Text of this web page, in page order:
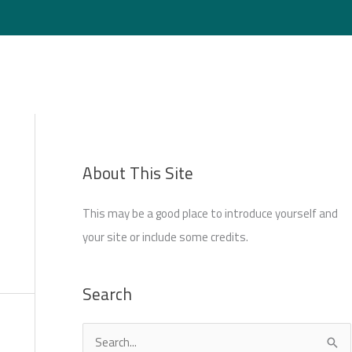
About This Site
This may be a good place to introduce yourself and
your site or include some credits.
Search